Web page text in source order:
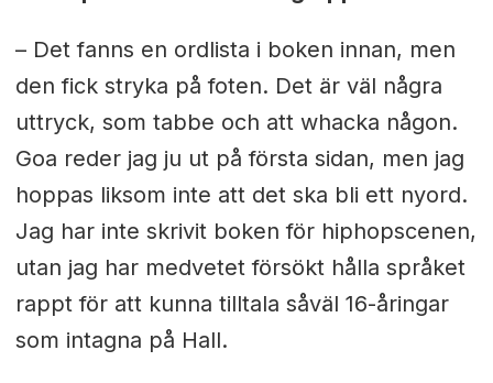
– Det fanns en ordlista i boken innan, men
den fick stryka på foten. Det är väl några
uttryck, som tabbe och att whacka någon.
Goa reder jag ju ut på första sidan, men jag
hoppas liksom inte att det ska bli ett nyord.
Jag har inte skrivit boken för hiphopscenen,
utan jag har medvetet försökt hålla språket
rappt för att kunna tilltala såväl 16-åringar
som intagna på Hall.